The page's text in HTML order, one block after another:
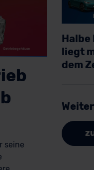
seine
Halbe
liegt
dem